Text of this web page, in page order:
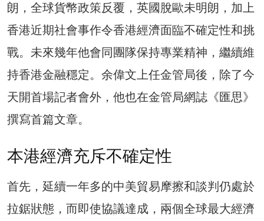
朗，全球貨幣政策反覆，英國脫歐未明朗，加上
香港近期社會事作令香港經濟面臨不確定性和挑
戰。未來幾年他會同團隊保持專業精神，繼續維
持香港金融穩定。余偉文上任金管局後，除了今
天開首場記者會外，他也在金管局網誌《匯思》
撰寫首篇文章。
本港經濟充斥不確定性
首先，延續一年多的中美貿易摩擦和談判仍處於
拉鋸狀態，而即使協議達成，兩個全球最大經濟